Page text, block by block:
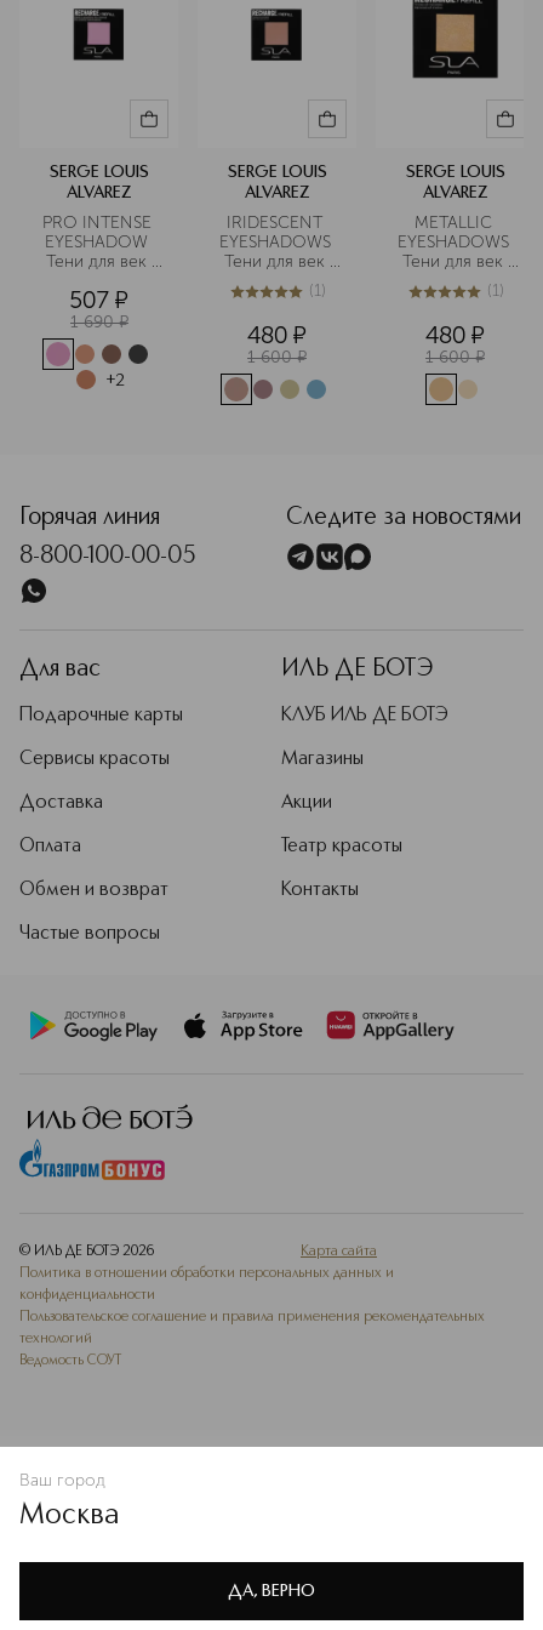
Политике конфиденциальности
экологически чистые материалы для
упаковки и активно участвует в
различных экологических проектах.
SERGE LOUIS
ALVAREZ
PRO INTENSE
EYESHADOW
Тени для век
507 ¤
1 690 ¤
+2
SERGE LOUIS
ALVAREZ
IRIDESCENT
EYESHADOWS
Тени для век
рефил с
эффектом
5из 51 (1)
480 ¤
1 600 ¤
SERGE LOUIS
ALVAREZ
METALLIC
EYESHADOWS
Тени для век
5из 51 (1)
480 ¤
1 600 ¤
В КОРЗИНУ
Горячая линия
8-800-100-00-05
Следите за новостями
Для вас
Подарочные карты
Сервисы красоты
Доставка
Оплата
Обмен и возврат
Частые вопросы
ИЛЬ ДЕ БОТЭ
КЛУБ ИЛЬ ДЕ БОТЭ
Магазины
Акции
Театр красоты
Контакты
© ИЛЬ ДЕ БОТЭ 2026
Карта сайта
Политика в отношении обработки персональных данных и
конфиденциальности
Пользовательское соглашение и правила применения рекомендательных
технологий
Ведомость СОУТ
Ваш город
Москва
ДА, ВЕРНО